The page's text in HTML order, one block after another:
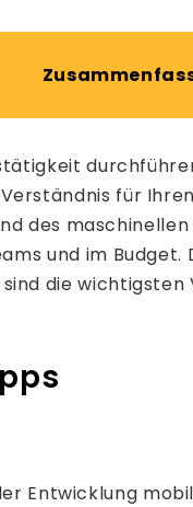
für
des
und im
die
Entwicklung